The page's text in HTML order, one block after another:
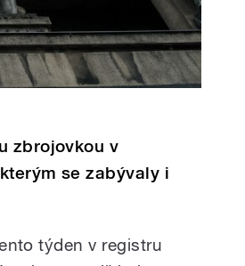
zbrojovkou v
se zabývaly i
týden v registru